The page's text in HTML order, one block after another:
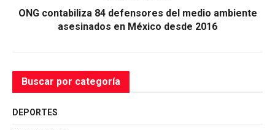
ONG contabiliza 84 defensores del medio ambiente
asesinados en México desde 2016
Buscar por categoría
DEPORTES